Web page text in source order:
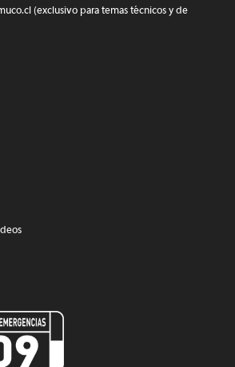
(exclusivo para temas técnicos y de